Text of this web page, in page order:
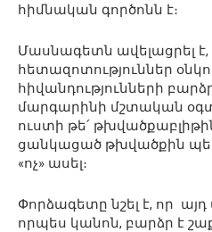
հիմնական գործոնն է։
Մասնագետն ավելացրել
հետազոտություններ
հիվանդությունների
մարգարինի մշտական
ուստի թե՛
ցանկացած թխվածքին
«ոչ» ասել։
Փորձագետը նշել է, որ
որպես կանոն, բարձր է